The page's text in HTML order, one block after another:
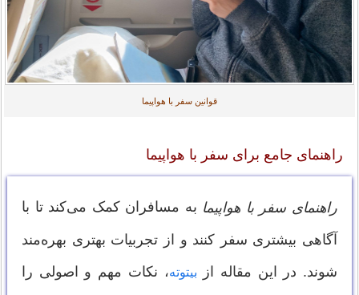
قوانین سفر با هواپیما
راهنمای جامع برای سفر با هواپیما
راهنمای سفر با هواپیما به مسافران کمک می‌کند تا با
آگاهی بیشتری سفر کنند و از تجربیات بهتری بهره‌مند
شوند. در این مقاله از
بیتوته، نکات مهم و اصولی را